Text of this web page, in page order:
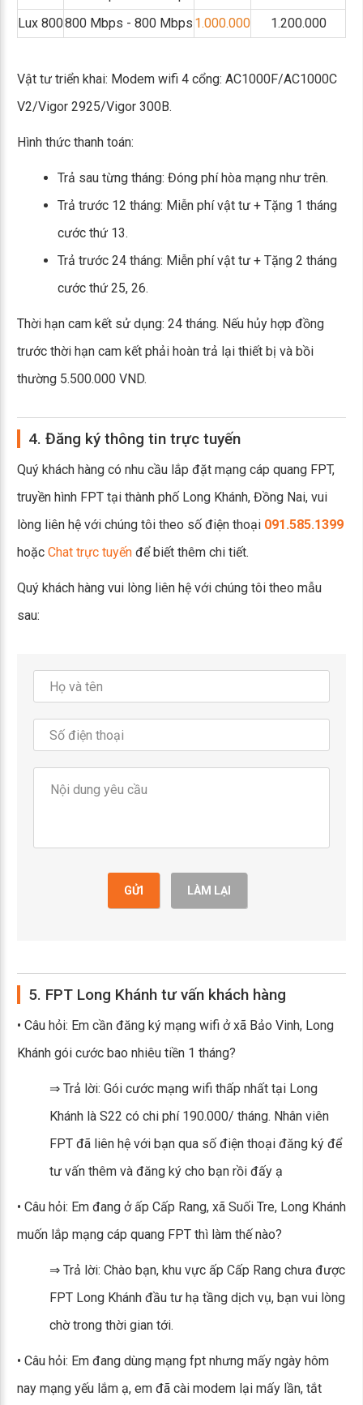
Lux 800800 Mbps - 800 Mbps 1.000.000 1.200.000
Vật tư triển khai: Modem wifi 4 cổng: AC1000F/AC1000C
V2/Vigor 2925/Vigor 300B.
Hình thức thanh toán:
Trả sau từng tháng: Đóng phí hòa mạng như trên.
Trả trước 12 tháng: Miễn phí vật tư + Tặng 1 tháng
cước thứ 13.
Trả trước 24 tháng: Miễn phí vật tư + Tặng 2 tháng
cước thứ 25, 26.
Thời hạn cam kết sử dụng: 24 tháng. Nếu hủy hợp đồng
trước thời hạn cam kết phải hoàn trả lại thiết bị và bồi
thường 5.500.000 VND.
4. Đăng ký thông tin trực tuyến
Quý khách hàng có nhu cầu lắp đặt mạng cáp quang FPT,
truyền hình FPT tại thành phố Long Khánh, Đồng Nai, vui
lòng liên hệ với chúng tôi theo số điện thoại 091.585.1399
hoặc Chat trực tuyến để biết thêm chi tiết.
Quý khách hàng vui lòng liên hệ với chúng tôi theo mẫu
sau:
GỬI LÀM LẠI
5. FPT Long Khánh tư vấn khách hàng
• Câu hỏi: Em cần đăng ký mạng wifi ở xã Bảo Vinh, Long
Khánh gói cước bao nhiêu tiền 1 tháng?
⇒ Trả lời: Gói cước mạng wifi thấp nhất tại Long
Khánh là S22 có chi phí 190.000/ tháng. Nhân viên
FPT đã liên hệ với bạn qua số điện thoại đăng ký để
tư vấn thêm và đăng ký cho bạn rồi đấy ạ
• Câu hỏi: Em đang ở ấp Cấp Rang, xã Suối Tre, Long Khánh
muốn lắp mạng cáp quang FPT thì làm thế nào?
⇒ Trả lời: Chào bạn, khu vực ấp Cấp Rang chưa được
FPT Long Khánh đầu tư hạ tầng dịch vụ, bạn vui lòng
chờ trong thời gian tới.
• Câu hỏi: Em đang dùng mạng fpt nhưng mấy ngày hôm
nay mạng yếu lắm ạ, em đã cài modem lại mấy lần, tắt